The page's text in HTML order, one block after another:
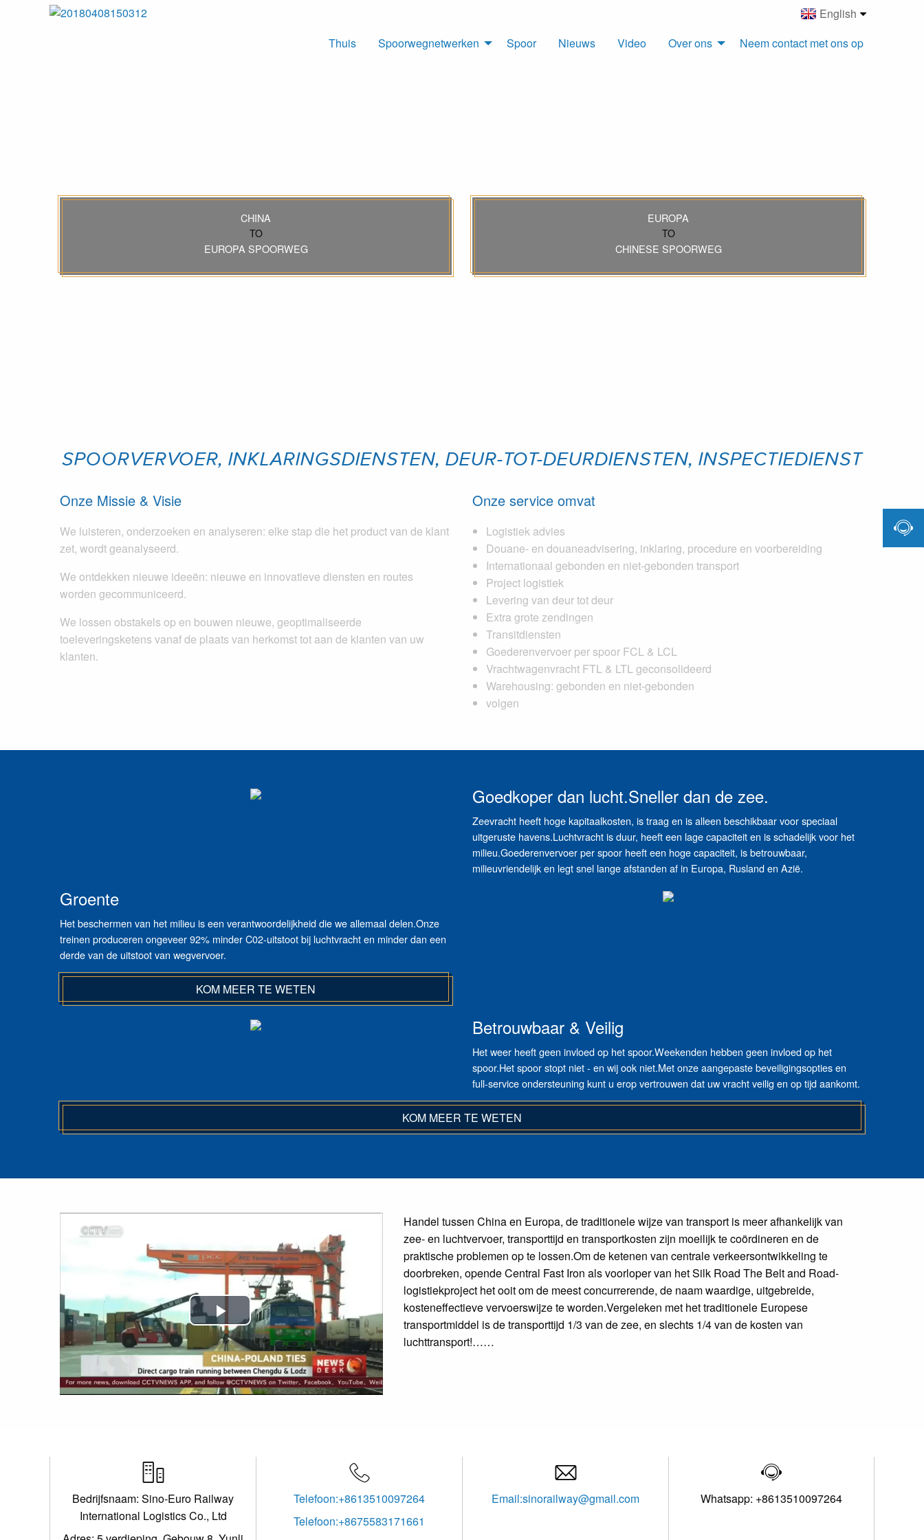
English
Thuis
Spoorwegnetwerken Spoor Nieuws Video Over ons Neem contact met ons op
CHINA
TO
EUROPA SPOORWEG
EUROPA
TO
CHINESE SPOORWEG
SPOORVERVOER, INKLARINGSDIENSTEN, DEUR-TOT-DEURDIENSTEN, INSPECTIEDIENST
Onze Missie & Visie
We luisteren, onderzoeken en analyseren: elke stap die het product van de klant
zet, wordt geanalyseerd.
We ontdekken nieuwe ideeën: nieuwe en innovatieve diensten en routes
worden gecommuniceerd.
We lossen obstakels op en bouwen nieuwe, geoptimaliseerde
toeleveringsketens vanaf de plaats van herkomst tot aan de klanten van uw
klanten.
Onze service omvat
Logistiek advies
Douane- en douaneadvisering, inklaring, procedure en voorbereiding
Internationaal gebonden en niet-gebonden transport
Project logistiek
Levering van deur tot deur
Extra grote zendingen
Transitdiensten
Goederenvervoer per spoor FCL & LCL
Vrachtwagenvracht FTL & LTL geconsolideerd
Warehousing: gebonden en niet-gebonden
volgen
Goedkoper dan lucht.Sneller dan de zee.
Zeevracht heeft hoge kapitaalkosten, is traag en is alleen beschikbaar voor speciaal
uitgeruste havens.Luchtvracht is duur, heeft een lage capaciteit en is schadelijk voor het
milieu.Goederenvervoer per spoor heeft een hoge capaciteit, is betrouwbaar,
milieuvriendelijk en legt snel lange afstanden af ​​in Europa, Rusland en Azië.
Groente
Het beschermen van het milieu is een verantwoordelijkheid die we allemaal delen.Onze
treinen produceren ongeveer 92% minder C02-uitstoot bij luchtvracht en minder dan een
derde van de uitstoot van wegvervoer.
KOM MEER TE WETEN
Betrouwbaar & Veilig
Het weer heeft geen invloed op het spoor.Weekenden hebben geen invloed op het
spoor.Het spoor stopt niet - en wij ook niet.Met onze aangepaste beveiligingsopties en
full-service ondersteuning kunt u erop vertrouwen dat uw vracht veilig en op tijd aankomt.
KOM MEER TE WETEN
Play
Video
Handel tussen China en Europa, de traditionele wijze van transport is meer afhankelijk van
zee- en luchtvervoer, transporttijd en transportkosten zijn moeilijk te coördineren en de
praktische problemen op te lossen.Om de ketenen van centrale verkeersontwikkeling te
doorbreken, opende Central Fast Iron als voorloper van het Silk Road The Belt and Road-
logistiekproject het ooit om de meest concurrerende, de naam waardige, uitgebreide,
kosteneffectieve vervoerswijze te worden.Vergeleken met het traditionele Europese
transportmiddel is de transporttijd 1/3 van de zee, en slechts 1/4 van de kosten van
luchttransport!……

Bedrijfsnaam: Sino-Euro Railway
International Logistics Co., Ltd

Telefoon:+8613510097264
Telefoon:+8675583171661

Email:sinorailway@gmail.com

Whatsapp: +8613510097264
